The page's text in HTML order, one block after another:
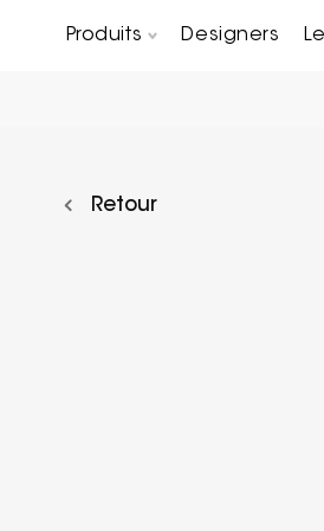
Produits Designers
Retour